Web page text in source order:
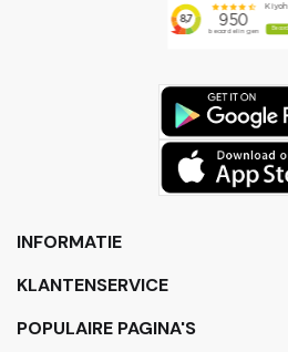
INFORMATIE
KLANTENSERVICE
POPULAIRE PAGINA'S